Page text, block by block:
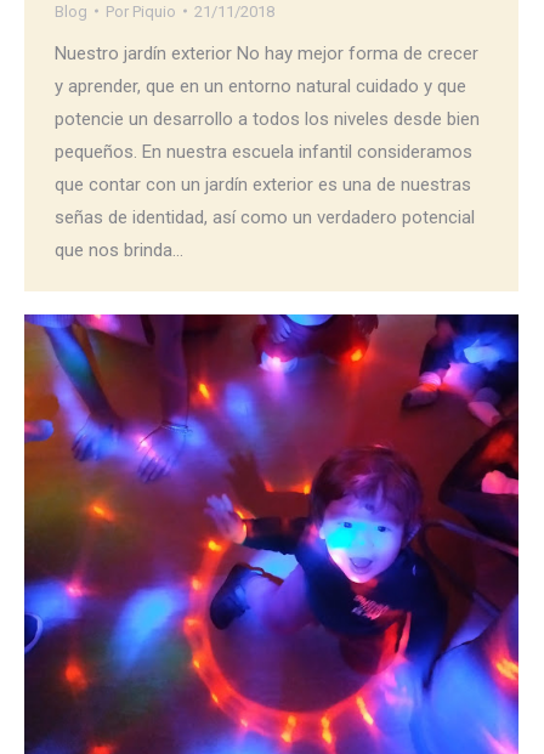
Blog Por Piquio 21/11/2018
Nuestro jardín exterior No hay mejor forma de crecer
y aprender, que en un entorno natural cuidado y que
potencie un desarrollo a todos los niveles desde bien
pequeños. En nuestra escuela infantil consideramos
que contar con un jardín exterior es una de nuestras
señas de identidad, así como un verdadero potencial
que nos brinda…